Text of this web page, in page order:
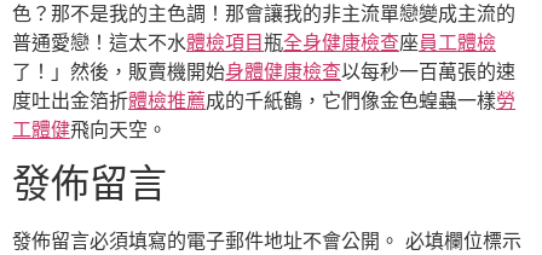
色？那不是我的主色調！那會讓我的非主流單戀變成主流的
普通愛戀！這太不水體檢項目瓶全身健康檢查座員工體檢
了！」然後，販賣機開始身體健康檢查以每秒一百萬張的速
度吐出金箔折體檢推薦成的千紙鶴，它們像金色蝗蟲一樣勞
工體健飛向天空。
發佈留言
發佈留言必須填寫的電子郵件地址不會公開。 必填欄位標示